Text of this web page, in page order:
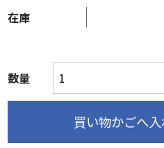
在庫
数量